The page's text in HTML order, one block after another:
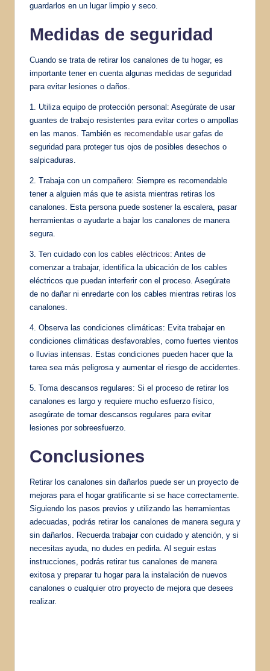
guardarlos en un lugar limpio y seco.
Medidas de seguridad
Cuando se trata de retirar los canalones de tu hogar, es
importante tener en cuenta algunas medidas de seguridad
para evitar lesiones o daños.
1. Utiliza equipo de protección personal: Asegúrate de usar
guantes de trabajo resistentes para evitar cortes o ampollas
en las manos. También es recomendable usar gafas de
seguridad para proteger tus ojos de posibles desechos o
salpicaduras.
2. Trabaja con un compañero: Siempre es recomendable
tener a alguien más que te asista mientras retiras los
canalones. Esta persona puede sostener la escalera, pasar
herramientas o ayudarte a bajar los canalones de manera
segura.
3. Ten cuidado con los cables eléctricos: Antes de
comenzar a trabajar, identifica la ubicación de los cables
eléctricos que puedan interferir con el proceso. Asegúrate
de no dañar ni enredarte con los cables mientras retiras los
canalones.
4. Observa las condiciones climáticas: Evita trabajar en
condiciones climáticas desfavorables, como fuertes vientos
o lluvias intensas. Estas condiciones pueden hacer que la
tarea sea más peligrosa y aumentar el riesgo de accidentes.
5. Toma descansos regulares: Si el proceso de retirar los
canalones es largo y requiere mucho esfuerzo físico,
asegúrate de tomar descansos regulares para evitar
lesiones por sobreesfuerzo.
Conclusiones
Retirar los canalones sin dañarlos puede ser un proyecto de
mejoras para el hogar gratificante si se hace correctamente.
Siguiendo los pasos previos y utilizando las herramientas
adecuadas, podrás retirar los canalones de manera segura y
sin dañarlos. Recuerda trabajar con cuidado y atención, y si
necesitas ayuda, no dudes en pedirla. Al seguir estas
instrucciones, podrás retirar tus canalones de manera
exitosa y preparar tu hogar para la instalación de nuevos
canalones o cualquier otro proyecto de mejora que desees
realizar.